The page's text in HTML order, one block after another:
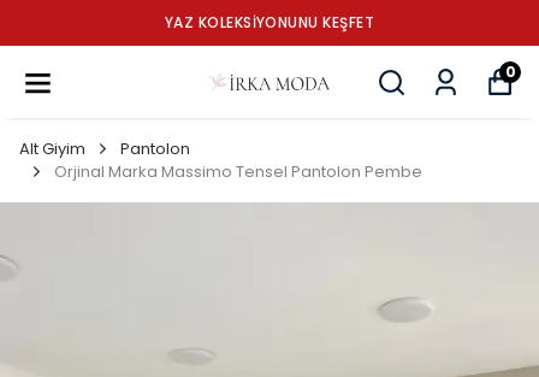
YAZ KOLEKSİYONUNU KEŞFET
0
Alt Giyim
Pantolon
Orjinal Marka Massimo Tensel Pantolon Pembe